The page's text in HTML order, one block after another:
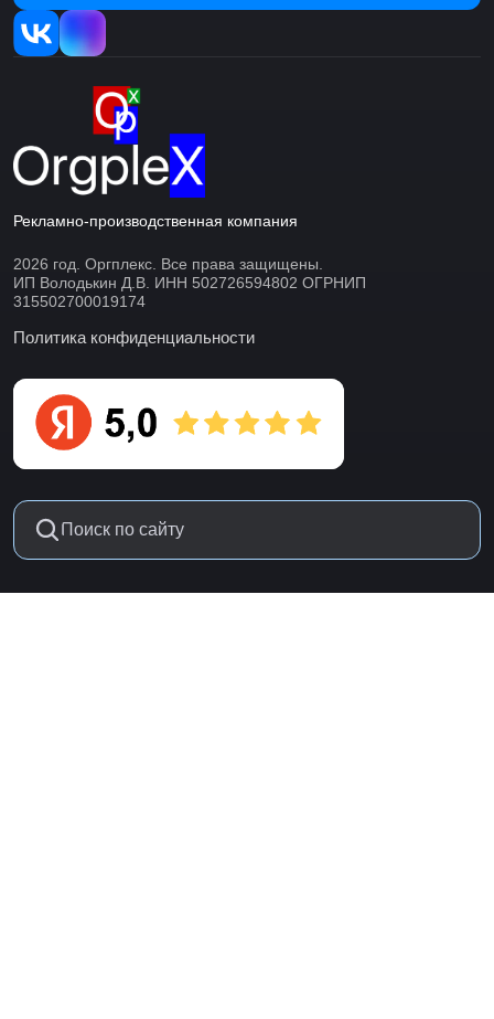
Рекламно-производственная компания
2026 год. Оргплекс. Все права защищены.
ИП Володькин Д.В. ИНН 502726594802 ОГРНИП
315502700019174
Политика конфиденциальности